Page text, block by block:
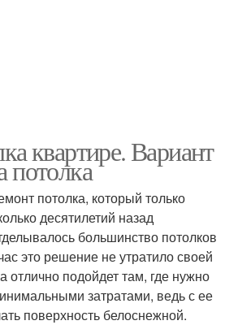
квартире. Вариант
потолка, который только
десятилетий назад
большинство потолков
это решение не утратило своей
отлично подойдет там, где нужно
затратами, ведь с ее
поверхность белоснежной.